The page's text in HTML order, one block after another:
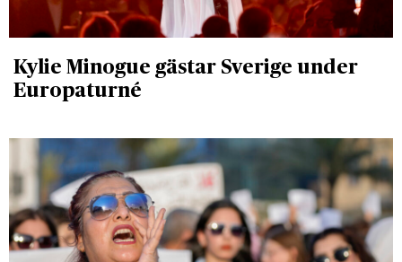
Kylie Minogue gästar Sverige under
Europaturné